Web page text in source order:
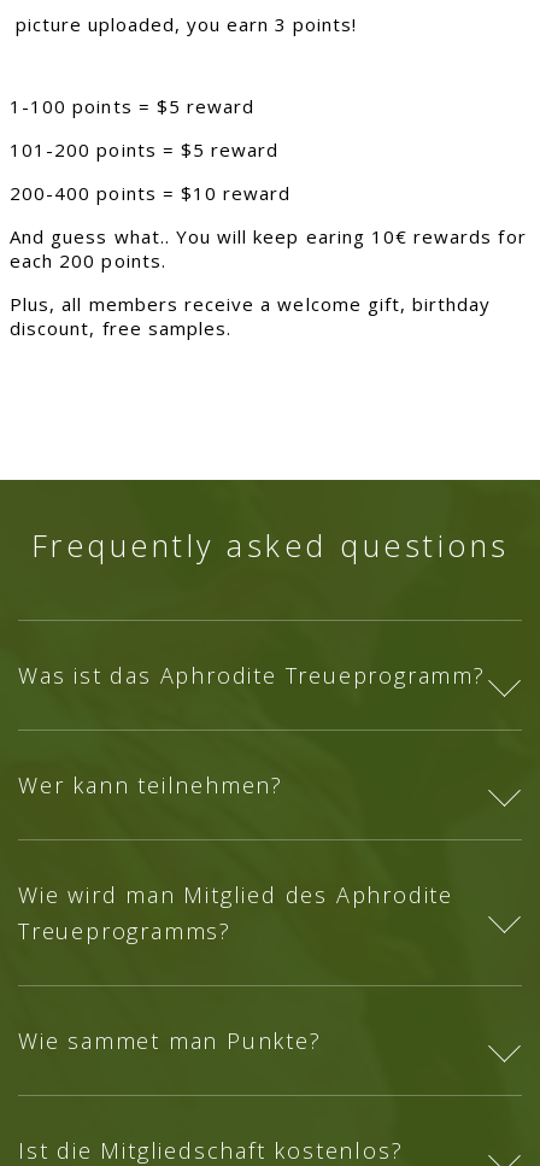
picture uploaded, you earn 3 points!
1-100 points = $5 reward
101-200 points = $5 reward
200-400 points = $10 reward
And guess what.. You will keep earing 10€ rewards for
each 200 points.
Plus, all members receive a welcome gift, birthday
discount, free samples.
Frequently asked questions
Was ist das Aphrodite Treueprogramm?
Wer kann teilnehmen?
Wie wird man Mitglied des Aphrodite
Treueprogramms?
Wie sammet man Punkte?
Ist die Mitgliedschaft kostenlos?